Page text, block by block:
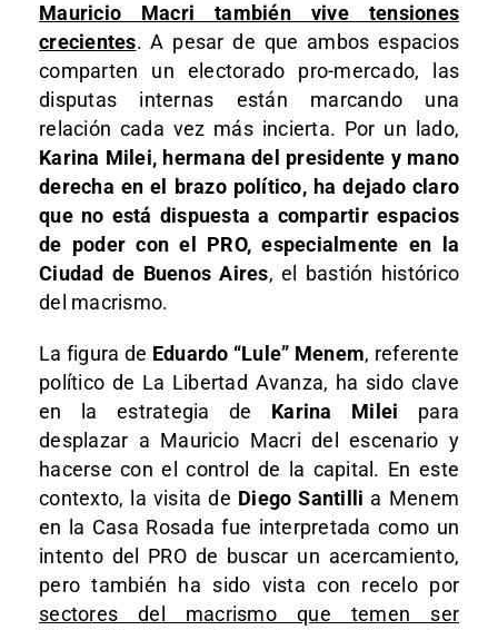
Mauricio Macri también vive tensiones
crecientes. A pesar de que ambos espacios
comparten un electorado pro-mercado, las
disputas internas están marcando una
relación cada vez más incierta. Por un lado,
Karina Milei, hermana del presidente y mano
derecha en el brazo político, ha dejado claro
que no está dispuesta a compartir espacios
de poder con el PRO, especialmente en la
Ciudad de Buenos Aires, el bastión histórico
del macrismo.
La figura de Eduardo “Lule” Menem, referente
político de La Libertad Avanza, ha sido clave
en la estrategia de Karina Milei para
desplazar a Mauricio Macri del escenario y
hacerse con el control de la capital. En este
contexto, la visita de Diego Santilli a Menem
en la Casa Rosada fue interpretada como un
intento del PRO de buscar un acercamiento,
pero también ha sido vista con recelo por
sectores del macrismo que temen ser